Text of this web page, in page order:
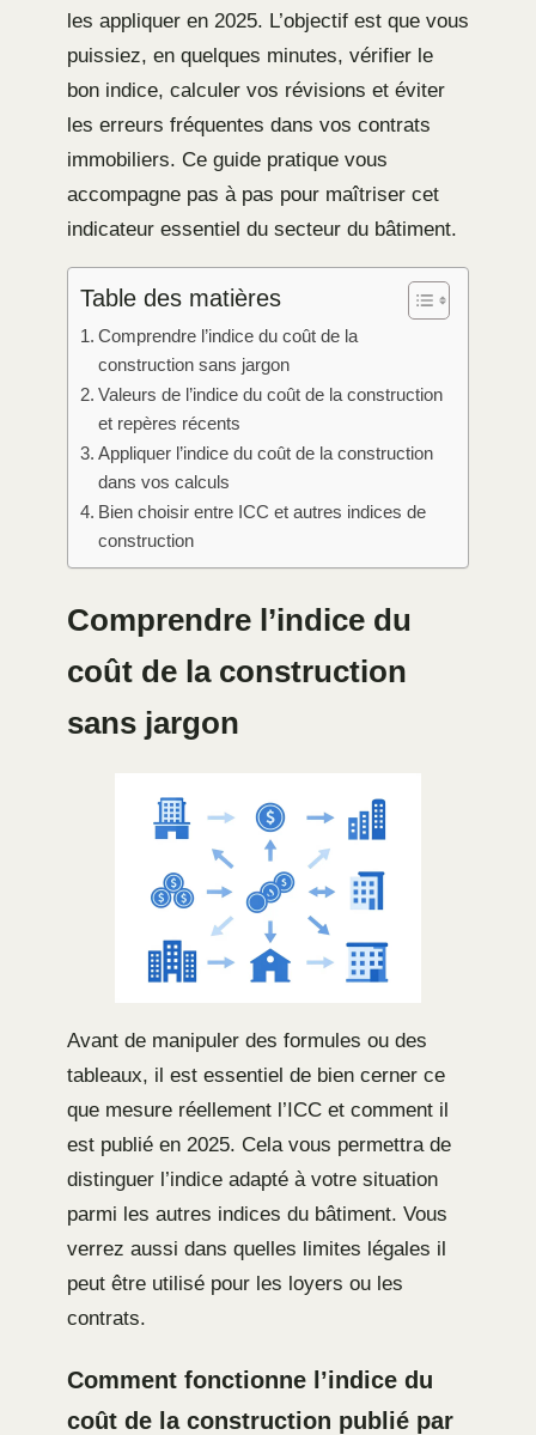
les appliquer en 2025. L’objectif est que vous
puissiez, en quelques minutes, vérifier le
bon indice, calculer vos révisions et éviter
les erreurs fréquentes dans vos contrats
immobiliers. Ce guide pratique vous
accompagne pas à pas pour maîtriser cet
indicateur essentiel du secteur du bâtiment.
Table des matières
Comprendre l’indice du coût de la
construction sans jargon
Valeurs de l’indice du coût de la construction
et repères récents
Appliquer l’indice du coût de la construction
dans vos calculs
Bien choisir entre ICC et autres indices de
construction
Comprendre l’indice du
coût de la construction
sans jargon
Avant de manipuler des formules ou des
tableaux, il est essentiel de bien cerner ce
que mesure réellement l’ICC et comment il
est publié en 2025. Cela vous permettra de
distinguer l’indice adapté à votre situation
parmi les autres indices du bâtiment. Vous
verrez aussi dans quelles limites légales il
peut être utilisé pour les loyers ou les
contrats.
Comment fonctionne l’indice du
coût de la construction publié par